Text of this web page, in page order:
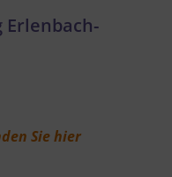
Sie hier